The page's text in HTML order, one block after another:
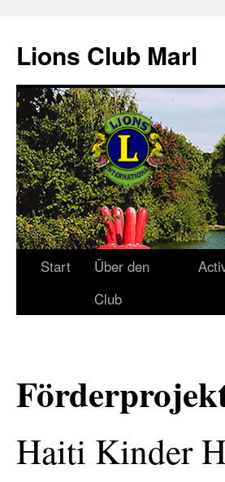
springen
Lions Club Marl
Start
Über den
Club
Haiti Kinder